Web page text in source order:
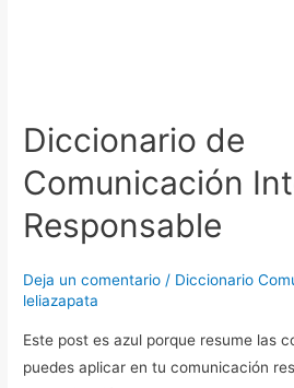
Diccionario de
Comunicación
Responsable
Deja un comentario / Diccionario
leliazapata
Este post es azul porque resume las
puedes aplicar en tu comunicación
Comunicación
Responsable